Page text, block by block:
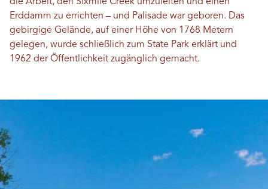
Erddamm zu errichten – und Palisade war geboren. Das
gebirgige Gelände, auf einer Höhe von 1768 Metern
gelegen, wurde schließlich zum State Park erklärt und
1962 der Öffentlichkeit zugänglich gemacht.